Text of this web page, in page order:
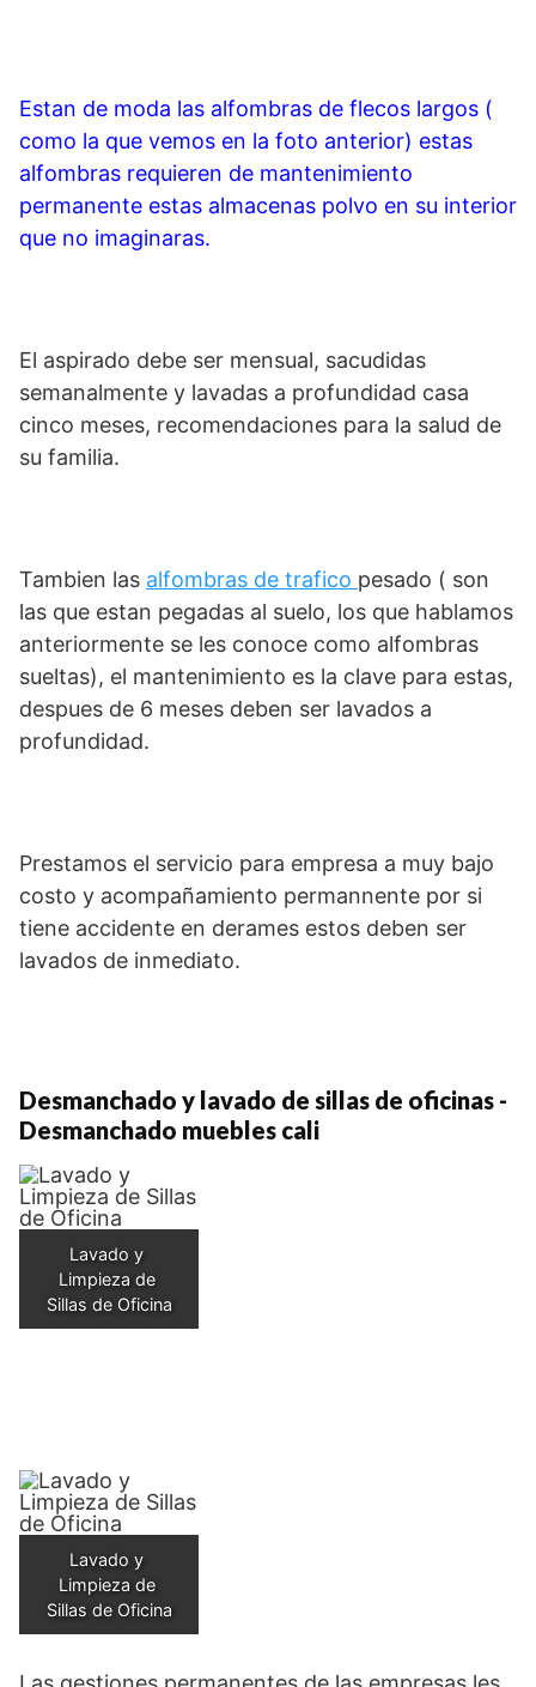
Estan de moda las alfombras de flecos largos (
como la que vemos en la foto anterior) estas
alfombras requieren de mantenimiento
permanente estas almacenas polvo en su interior
que no imaginaras.
El aspirado debe ser mensual, sacudidas
semanalmente y lavadas a profundidad casa
cinco meses, recomendaciones para la salud de
su familia.
Tambien las alfombras de trafico pesado ( son
las que estan pegadas al suelo, los que hablamos
anteriormente se les conoce como alfombras
sueltas), el mantenimiento es la clave para estas,
despues de 6 meses deben ser lavados a
profundidad.
Prestamos el servicio para empresa a muy bajo
costo y acompañamiento permannente por si
tiene accidente en derames estos deben ser
lavados de inmediato.
Desmanchado y lavado de sillas de oficinas -
Desmanchado muebles cali
Lavado y
Limpieza de
Sillas de Oficina
Lavado y
Limpieza de
Sillas de Oficina